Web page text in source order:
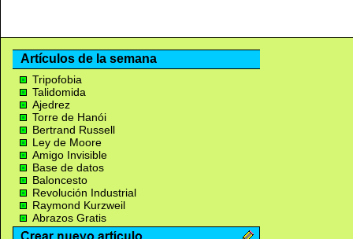
Artículos de la semana
Tripofobia
Talidomida
Ajedrez
Torre de Hanói
Bertrand Russell
Ley de Moore
Amigo Invisible
Base de datos
Baloncesto
Revolución Industrial
Raymond Kurzweil
Abrazos Gratis